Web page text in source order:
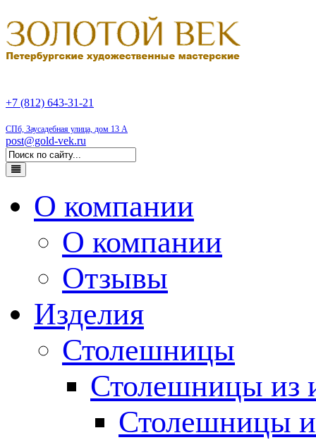
+7 (812) 643-31-21
СПб, Заусадебная улица, дом 13 А
post@gold-vek.ru
О компании
О компании
Отзывы
Изделия
Столешницы
Столешницы из
Столешницы